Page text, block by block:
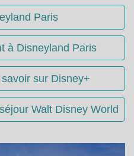
Paris
à Disneyland Paris
sur Disney+
Walt Disney World